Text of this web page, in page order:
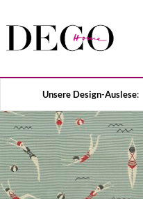
Unsere Design-Auslese: